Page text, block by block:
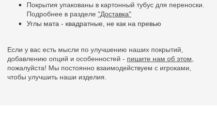
Покрытия упакованы в картонный тубус для переноски.
Подробнее в разделе "Доставка"
Углы мата - квадратные, не как на превью
Если у вас есть мысли по улучшению наших покрытий,
добавлению опций и особенностей - пишите нам об этом,
пожалуйста! Мы постоянно взаимодействуем с игроками,
чтобы улучшить наши изделия.